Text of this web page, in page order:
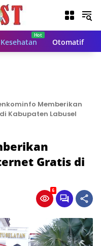
Kesehatan Otomatif
Memberikan
Kabupaten Labusel
Gratis di
6